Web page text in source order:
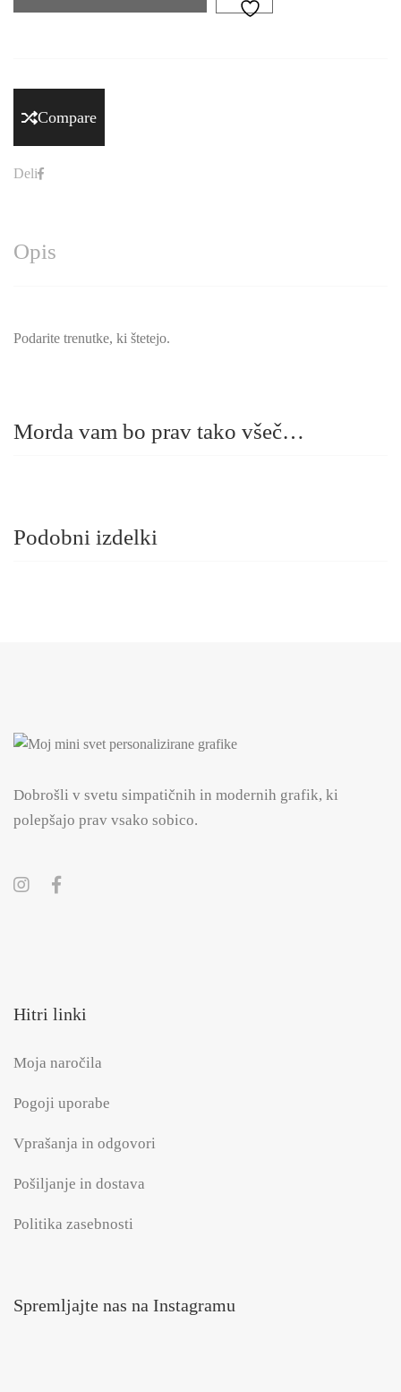
Compare
Deli
Opis
Podarite trenutke, ki štetejo.
Morda vam bo prav tako všeč…
Podobni izdelki
Dobrošli v svetu simpatičnih in modernih grafik, ki
polepšajo prav vsako sobico.
Hitri linki
Moja naročila
Pogoji uporabe
Vprašanja in odgovori
Pošiljanje in dostava
Politika zasebnosti
Spremljajte nas na Instagramu